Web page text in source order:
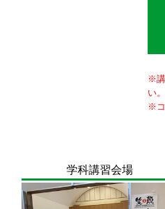
※講
い。
※コ
学科講習会場